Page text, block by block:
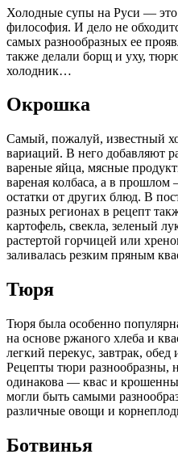
Холодные супы на Руси — это
философия. И дело не
самых разнообразных ее
также делали борщ и уху,
холодник…
Окрошка
Самый, пожалуй, известный
вариаций. В него добавляют
вареные яйца, мясные
вареная колбаса, а в
остатки от других блюд. В
разных регионах в рецепт
картофель, свекла, зеленый
растертой горчицей или
заливалась резким пряным
Тюря
Тюря была особенно
на основе ржаного хлеба и
легкий перекус, завтрак,
Рецепты тюри разнообразны,
одинакова — квас и
могли быть самыми
различные овощи и
Ботвинья